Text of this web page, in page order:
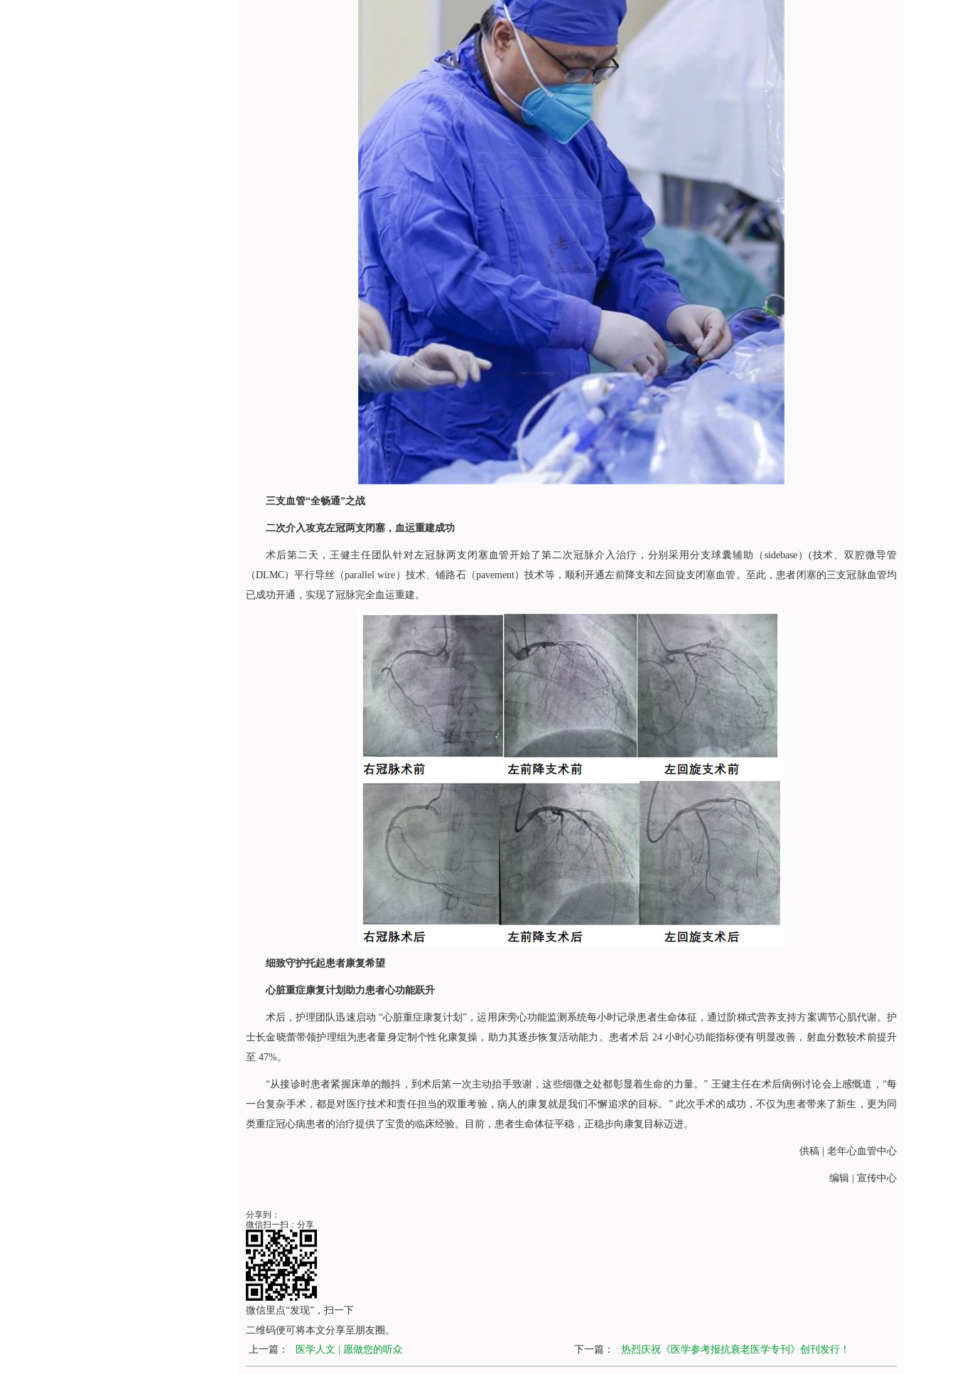
三支血管“全畅通”之战
二次介入攻克左冠两支闭塞，血运重建成功
术后第二天， 王健主任团队针对左冠脉两支闭塞血管开始了第二次冠脉介入治疗，分别采用分支球囊辅助（sidebase）(技术、双腔微导管
（DLMC）平行导丝（parallel wire）技术、铺路石（pavement）技术等，顺利开通左前降支和左回旋支闭塞血管。至此，患者闭塞的三支冠脉血管均
已成功开通，实现了冠脉完全血运重建。
细致守护托起患者康复希望
心脏重症康复计划助力患者心功能跃升
术后，护理团队迅速启动 “心脏重症康复计划”，运用床旁心功能监测系统每小时记录患者生命体征，通过阶梯式营养支持方案调节心肌代谢。护
士长金晓蕾带领护理组为患者量身定制个性化康复操，助力其逐步恢复活动能力。患者术后 24 小时心功能指标便有明显改善，射血分数较术前提升
至 47%。
“从接诊时患者紧握床单的颤抖，到术后第一次主动抬手致谢，这些细微之处都彰显着生命的力量。” 王健主任在术后病例讨论会上感慨道，“每
一台复杂手术，都是对医疗技术和责任担当的双重考验，病人的康复就是我们不懈追求的目标。” 此次手术的成功，不仅为患者带来了新生，更为同
类重症冠心病患者的治疗提供了宝贵的临床经验。目前，患者生命体征平稳，正稳步向康复目标迈进。
供稿 | 老年心血管中心
编辑 | 宣传中心
分享到：
微信扫一扫：分享
微信里点“发现”，扫一下
二维码便可将本文分享至朋友圈。
上一篇：
医学人文 | 愿做您的听众 下一篇： 热烈庆祝《医学参考报抗衰老医学专刊》创刊发行！